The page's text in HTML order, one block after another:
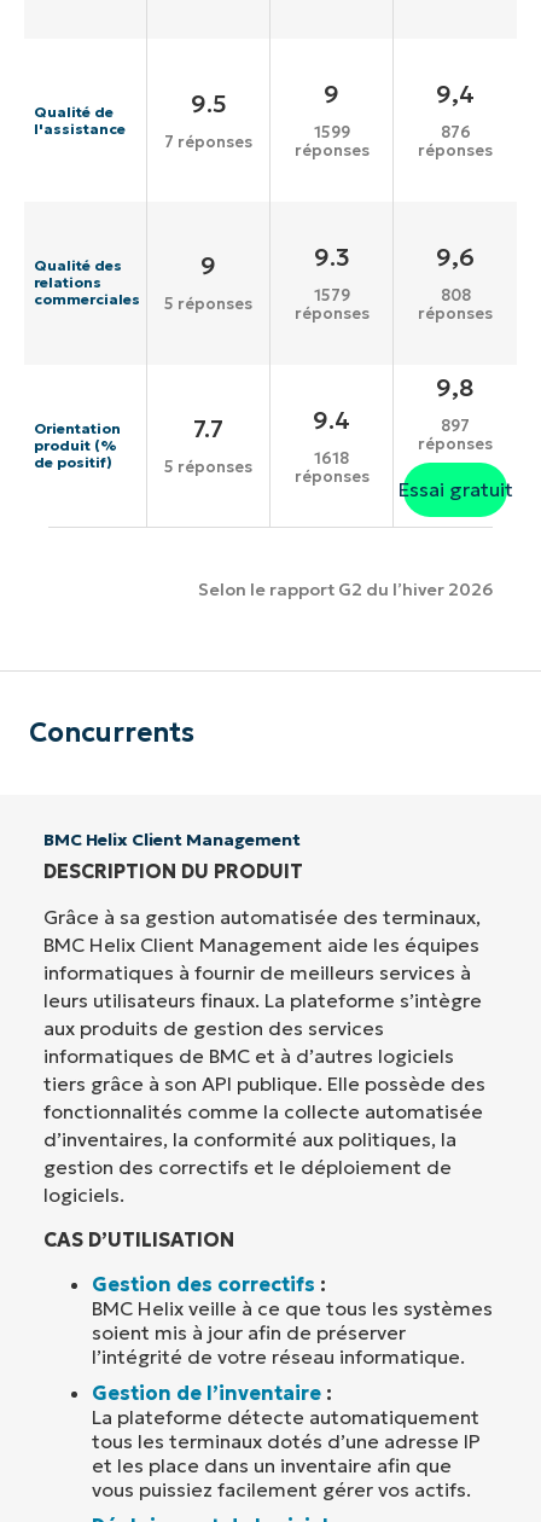
Qualité de
l'assistance
9.5
7 réponses
9
1599
réponses
9,4
876
réponses
Qualité des
relations
commerciales
9
5 réponses
9.3
1579
réponses
9,6
808
réponses
Orientation
produit (%
de positif)
7.7
5 réponses
9.4
1618
réponses
9,8
897
réponses
Essai gratuit
Selon le rapport G2 du l’hiver 2026
Concurrents
BMC Helix Client Management
DESCRIPTION DU PRODUIT
Grâce à sa gestion automatisée des terminaux,
BMC Helix Client Management aide les équipes
informatiques à fournir de meilleurs services à
leurs utilisateurs finaux. La plateforme s’intègre
aux produits de gestion des services
informatiques de BMC et à d’autres logiciels
tiers grâce à son API publique. Elle possède des
fonctionnalités comme la collecte automatisée
d’inventaires, la conformité aux politiques, la
gestion des correctifs et le déploiement de
logiciels.
CAS D’UTILISATION
Gestion des correctifs :
BMC Helix veille à ce que tous les systèmes
soient mis à jour afin de préserver
l’intégrité de votre réseau informatique.
Gestion de l’inventaire :
La plateforme détecte automatiquement
tous les terminaux dotés d’une adresse IP
et les place dans un inventaire afin que
vous puissiez facilement gérer vos actifs.